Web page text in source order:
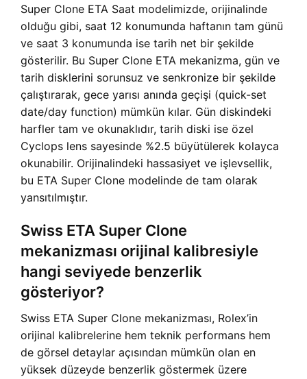
Super Clone ETA Saat modelimizde, orijinalinde
olduğu gibi, saat 12 konumunda haftanın tam günü
ve saat 3 konumunda ise tarih net bir şekilde
gösterilir. Bu Super Clone ETA mekanizma, gün ve
tarih disklerini sorunsuz ve senkronize bir şekilde
çalıştırarak, gece yarısı anında geçişi (quick-set
date/day function) mümkün kılar. Gün diskindeki
harfler tam ve okunaklıdır, tarih diski ise özel
Cyclops lens sayesinde %2.5 büyütülerek kolayca
okunabilir. Orijinalindeki hassasiyet ve işlevsellik,
bu ETA Super Clone modelinde de tam olarak
yansıtılmıştır.
Swiss ETA Super Clone
mekanizması orijinal kalibresiyle
hangi seviyede benzerlik
gösteriyor?
Swiss ETA Super Clone mekanizması, Rolex’in
orijinal kalibrelerine hem teknik performans hem
de görsel detaylar açısından mümkün olan en
yüksek düzeyde benzerlik göstermek üzere